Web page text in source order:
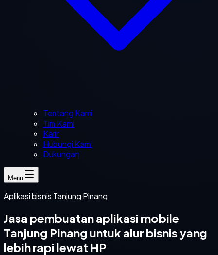
Tentang Kami
Tim Kami
Karir
Hubungi Kami
Dukungan
Menu
Aplikasi bisnis Tanjung Pinang
Jasa pembuatan aplikasi mobile
Tanjung Pinang untuk alur bisnis yang
lebih rapi lewat HP